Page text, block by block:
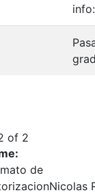
of 2
de